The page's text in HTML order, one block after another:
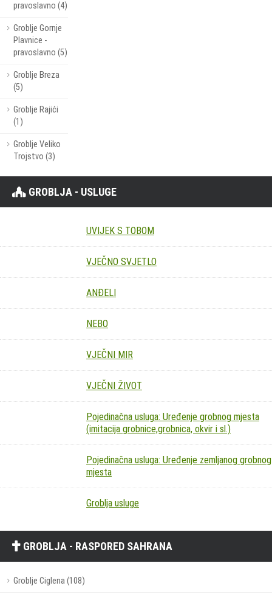
pravoslavno (4)
Groblje Gornje
Plavnice -
pravoslavno (5)
Groblje Breza
(5)
Groblje Rajići
(1)
Groblje Veliko
Trojstvo (3)
GROBLJA - USLUGE
UVIJEK S TOBOM
VJEČNO SVJETLO
ANĐELI
NEBO
VJEČNI MIR
VJEČNI ŽIVOT
Pojedinačna usluga: Uređenje grobnog mjesta
(imitacija grobnice,grobnica, okvir i sl.)
Pojedinačna usluga: Uređenje zemljanog grobnog
mjesta
Groblja usluge
GROBLJA - RASPORED SAHRANA
Groblje Ciglena (108)